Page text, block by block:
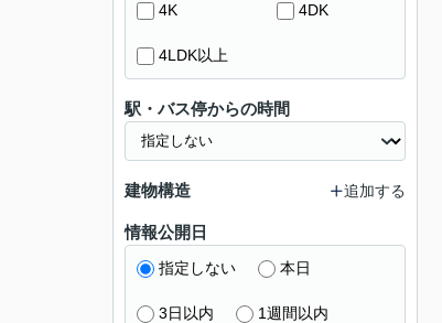
4K 4DK
4LDK以上
駅・バス停からの時間
建物構造 追加する
情報公開日
指定しない 本日
3日以内 1週間以内